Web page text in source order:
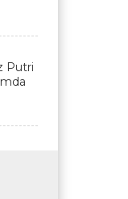
Putri